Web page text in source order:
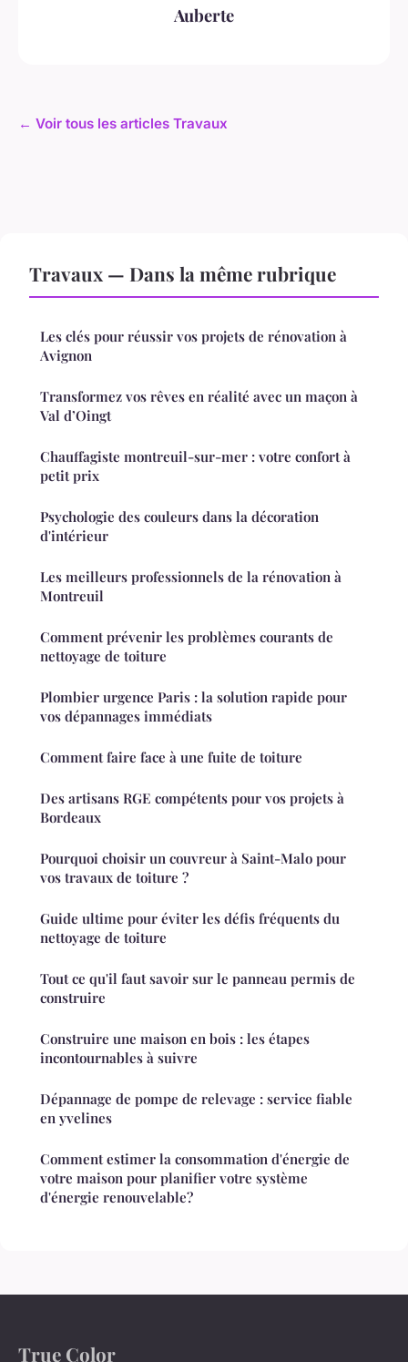
Auberte
← Voir tous les articles Travaux
Travaux — Dans la même rubrique
Les clés pour réussir vos projets de rénovation à
Avignon
Transformez vos rêves en réalité avec un maçon à
Val d’Oingt
Chauffagiste montreuil-sur-mer : votre confort à
petit prix
Psychologie des couleurs dans la décoration
d'intérieur
Les meilleurs professionnels de la rénovation à
Montreuil
Comment prévenir les problèmes courants de
nettoyage de toiture
Plombier urgence Paris : la solution rapide pour
vos dépannages immédiats
Comment faire face à une fuite de toiture
Des artisans RGE compétents pour vos projets à
Bordeaux
Pourquoi choisir un couvreur à Saint-Malo pour
vos travaux de toiture ?
Guide ultime pour éviter les défis fréquents du
nettoyage de toiture
Tout ce qu'il faut savoir sur le panneau permis de
construire
Construire une maison en bois : les étapes
incontournables à suivre
Dépannage de pompe de relevage : service fiable
en yvelines
Comment estimer la consommation d'énergie de
votre maison pour planifier votre système
d'énergie renouvelable?
True Color